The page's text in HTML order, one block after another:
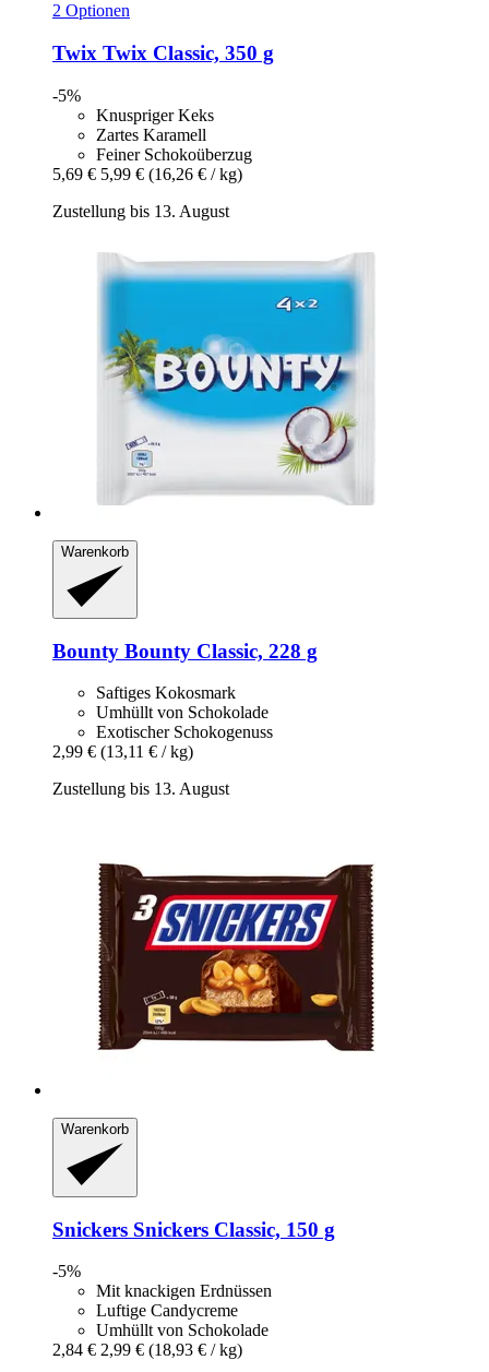
2 Optionen
Twix Twix Classic, 350 g
-5%
Knuspriger Keks
Zartes Karamell
Feiner Schokoüberzug
5,69 € 5,99 € (16,26 € / kg)
Zustellung bis 13. August
Warenkorb
Bounty Bounty Classic, 228 g
Saftiges Kokosmark
Umhüllt von Schokolade
Exotischer Schokogenuss
2,99 € (13,11 € / kg)
Zustellung bis 13. August
Warenkorb
Snickers Snickers Classic, 150 g
-5%
Mit knackigen Erdnüssen
Luftige Candycreme
Umhüllt von Schokolade
2,84 € 2,99 € (18,93 € / kg)